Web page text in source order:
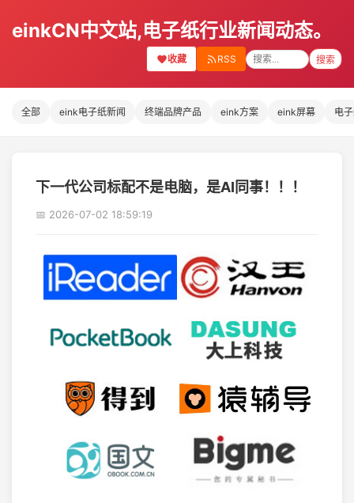
einkCN中文站,电子纸行业新闻动态。
收藏 RSS 搜索
全部 eink电子纸新闻 终端品牌产品 eink方案 eink屏幕 电
下一代公司标配不是电脑，是AI同事！！！
📅 2026-07-02 18:59:19